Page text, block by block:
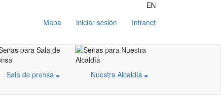
EN
Mapa
Iniciar sesión Intranet
Sala de prensa
Nuestra Alcaldía